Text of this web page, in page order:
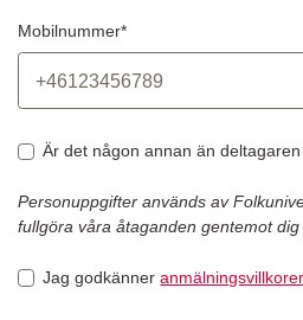
Mobilnummer*
Är det någon annan än
Personuppgifter används av
fullgöra våra åtaganden gentemot
Jag godkänner